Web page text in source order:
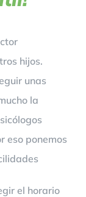
hijos.
unas
la
eso ponemos
el horario